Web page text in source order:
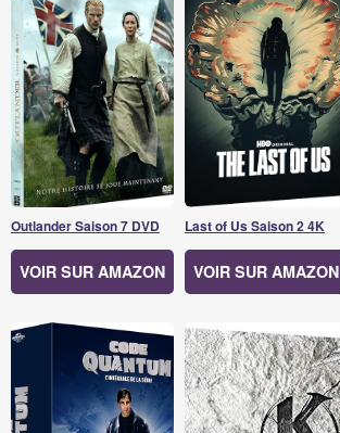
Outlander Saison 7 DVD
VOIR SUR AMAZON
Last of Us Saison 2 4K
VOIR SUR AMAZON